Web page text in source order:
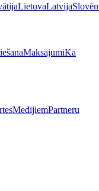
LietuvaLatvija
MaksājumiKā
MedijiemPartneru